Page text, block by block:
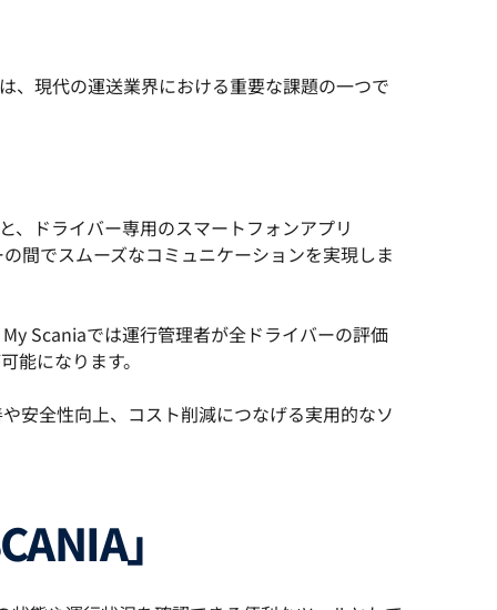
、現代の運送業界における重要な課題の一つで
、ドライバー専用のスマートフォンアプリ
間でスムーズなコミュニケーションを実現しま
Scaniaでは運行管理者が全ドライバーの評価
能になります。
安全性向上、コスト削減につなげる実用的なソ
」